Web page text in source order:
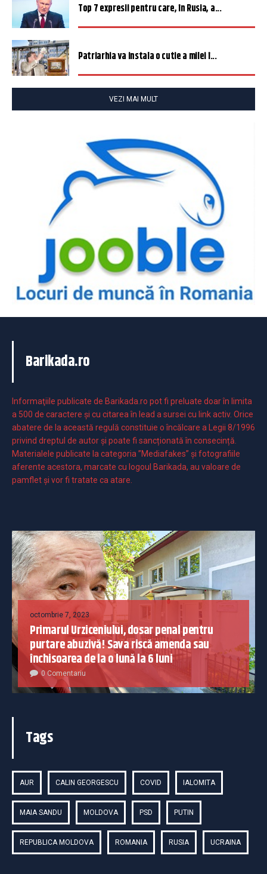
Top 7 expresii pentru care, în Rusia, a...
Patriarhia va instala o cutie a milei î...
VEZI MAI MULT
Barikada.ro
Informaţiile publicate de Barikada.ro pot fi preluate doar în limita
a 500 de caractere şi cu citarea în lead a sursei cu link activ. Orice
abatere de la această regulă constituie o încălcare a Legii 8/1996
privind dreptul de autor și poate fi sancționată în consecință.
Materialele publicate la categoria ”Mediafakes” și fotografiile
aferente acestora, marcate cu logoul Barikada, au valoare de
pamflet și vor fi tratate ca atare.
octombrie 7, 2023
Primarul Urziceniului, dosar penal pentru
purtare abuzivă! Sava riscă amenda sau
închisoarea de la o lună la 6 luni
0 Comentariu
Tags
AUR CALIN GEORGESCU COVID IALOMITA
MAIA SANDU MOLDOVA PSD PUTIN
REPUBLICA MOLDOVA ROMANIA RUSIA UCRAINA